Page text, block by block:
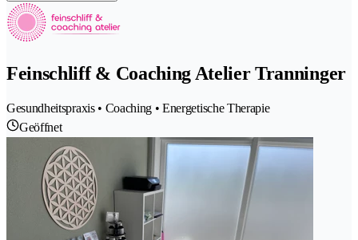
Feinschliff & Coaching Atelier Tranninger
Gesundheitspraxis • Coaching • Energetische Therapie
Geöffnet